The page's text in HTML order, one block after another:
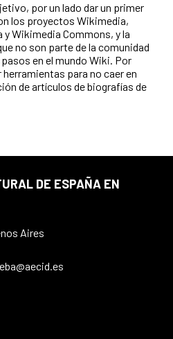
por un lado dar un primer
los proyectos Wikimedia,
Wikimedia Commons, y la
no son parte de la comunidad
en el mundo Wiki. Por
para no caer en
de artículos de biografías de
DE ESPAÑA EN
Aires